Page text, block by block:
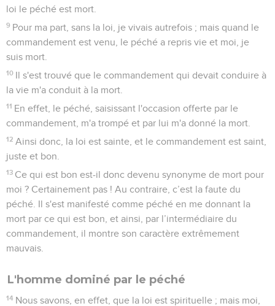
loi le péché est mort.
9 Pour ma part, sans la loi, je vivais autrefois ; mais quand le
commandement est venu, le péché a repris vie et moi, je
suis mort.
10 Il s'est trouvé que le commandement qui devait conduire à
la vie m'a conduit à la mort.
11 En effet, le péché, saisissant l'occasion offerte par le
commandement, m'a trompé et par lui m'a donné la mort.
12 Ainsi donc, la loi est sainte, et le commandement est saint,
juste et bon.
13 Ce qui est bon est-il donc devenu synonyme de mort pour
moi ? Certainement pas ! Au contraire, c’est la faute du
péché. Il s'est manifesté comme péché en me donnant la
mort par ce qui est bon, et ainsi, par l’intermédiaire du
commandement, il montre son caractère extrêmement
mauvais.
L'homme dominé par le péché
14 Nous savons, en effet, que la loi est spirituelle ; mais moi,